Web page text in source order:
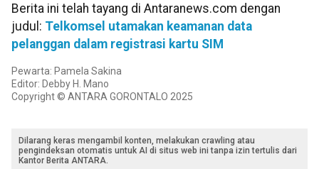
Berita ini telah tayang di Antaranews.com dengan
judul: Telkomsel utamakan keamanan data
pelanggan dalam registrasi kartu SIM
Pewarta: Pamela Sakina
Editor: Debby H. Mano
Copyright © ANTARA GORONTALO 2025
Dilarang keras mengambil konten, melakukan crawling atau
pengindeksan otomatis untuk AI di situs web ini tanpa izin tertulis dari
Kantor Berita ANTARA.